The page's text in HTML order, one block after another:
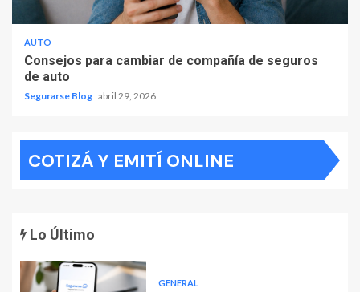
AUTO
Consejos para cambiar de compañía de seguros
de auto
Segurarse Blog abril 29, 2026
COTIZÁ Y EMITÍ ONLINE
Lo Último
GENERAL